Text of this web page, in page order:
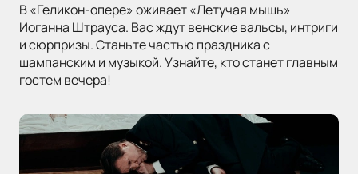
В «Геликон-опере» оживает «Летучая мышь»
Иоганна Штрауса. Вас ждут венские вальсы, интриги
и сюрпризы. Станьте частью праздника с
шампанским и музыкой. Узнайте, кто станет главным
гостем вечера!